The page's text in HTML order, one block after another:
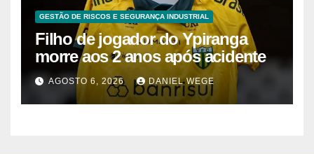
GESTÃO DE RISCOS E SEGURANÇA INDUSTRIAL
Filho de jogador do Ypiranga
morre aos 2 anos após acidente
AGOSTO 6, 2026 DANIEL WEGE